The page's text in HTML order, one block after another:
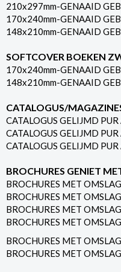
210x297mm-GENAAID
170x240mm-GENAAID
148x210mm-GENAAID
SOFTCOVER BOEKEN
170x240mm-GENAAID
148x210mm-GENAAID
CATALOGUS/
CATALOGUS GELIJMD
CATALOGUS GELIJMD
CATALOGUS GELIJMD
BROCHURES GENIET
BROCHURES MET
BROCHURES MET
BROCHURES MET
BROCHURES MET
BROCHURES MET
BROCHURES MET